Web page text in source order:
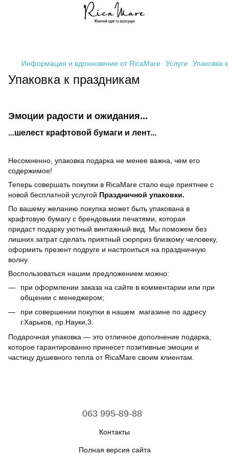
Информация и вдохновение от RicaMare Услуги Упаковка
Упаковка к праздникам
Эмоции радости и ожидания...
...шелест крафтовой бумаги и лент...
Несомненно, упаковка подарка не менее важна, чем его
содержимое!
Теперь совершать покупки в RicaMare стало еще приятнее с
новой бесплатной услугой Праздничной упаковки.
По вашему желанию покупка может быть упакована в
крафтовую бумагу с брендовыми печатями, которая
придаст подарку уютный винтажный вид. Мы поможем без
лишних затрат сделать приятный сюрприз близкому человеку,
оформить презент подруге и настроиться на праздничную
волну.
Воспользоваться нашим предложением можно:
при оформлении заказа на сайте в комментарии или при
общении с менеджером;
при совершении покупки в нашем магазине по адресу
г.Харьков, пр.Науки,3.
Подарочная упаковка — это отличное дополнение подарка,
которое гарантированно принесет позитивные эмоции и
частицу душевного тепла от RicaMare своим клиентам.
063 995-89-88
Контакты
Полная версия сайта